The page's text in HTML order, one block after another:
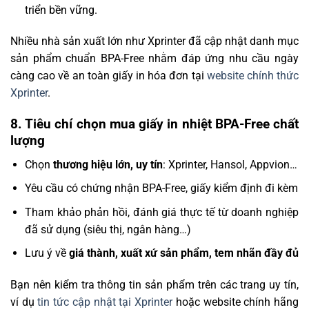
triển bền vững.
Nhiều nhà sản xuất lớn như Xprinter đã cập nhật danh mục
sản phẩm chuẩn BPA-Free nhằm đáp ứng nhu cầu ngày
càng cao về an toàn giấy in hóa đơn tại website chính thức
Xprinter.
8. Tiêu chí chọn mua giấy in nhiệt BPA-Free chất
lượng
Chọn thương hiệu lớn, uy tín: Xprinter, Hansol, Appvion…
Yêu cầu có chứng nhận BPA-Free, giấy kiểm định đi kèm
Tham khảo phản hồi, đánh giá thực tế từ doanh nghiệp
đã sử dụng (siêu thị, ngân hàng…)
Lưu ý về giá thành, xuất xứ sản phẩm, tem nhãn đầy đủ
Bạn nên kiểm tra thông tin sản phẩm trên các trang uy tín,
ví dụtin tức cập nhật tại Xprinterhoặc website chính hãng